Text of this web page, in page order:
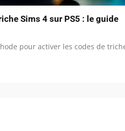
Sims 4 sur PS5 : le guide
pour activer les codes de